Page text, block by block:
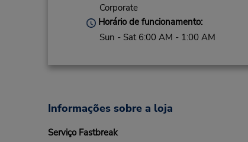
Corporate
Horário de funcionamento:
Sun - Sat 6:00 AM - 1:00 AM
Informações sobre a loja
Serviço Fastbreak